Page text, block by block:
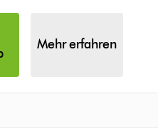
Mehr erfahren